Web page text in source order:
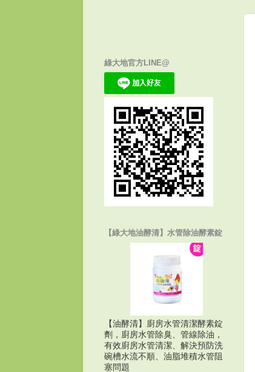
綠大地官方LINE@
【綠大地油酵清】水管除油酵素錠
【油酵清】廚房水管清潔酵素錠
劑，廚房水管除臭、管線除油，
有效廚房水管清潔、解決預防洗
碗槽水流不順、油脂堆積水管阻
塞問題